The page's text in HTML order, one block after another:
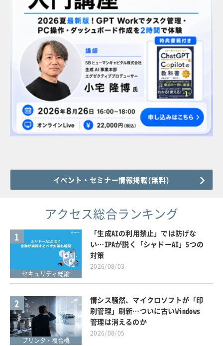
イベント・セミナー情報掲載(無料)
アクセス総合ランキング
1
セキュリティ総論
「生成AIの利用禁止」では防げな
い…IPAが説く「シャドーAI」5つの
対策
2026/08/03
2
プリンタ・複合機
情シス騒然、マイクロソフトが「印
刷管理」刷新…ついに古いWindows
管理は消えるのか
2026/08/05